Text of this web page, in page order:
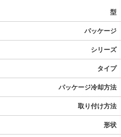
型
パッケージ
シリーズ
タイプ
パッケージ冷却方法
取り付け方法
形状